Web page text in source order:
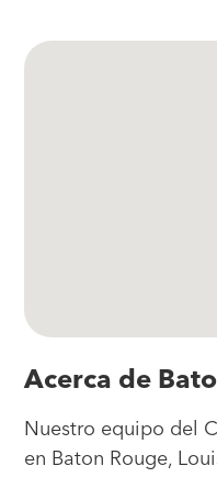
Acerca de
Nuestro equipo del
en Baton Rouge,